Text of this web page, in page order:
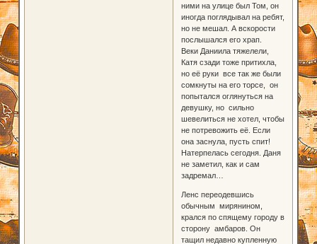
ними на улице был Том, он
иногда поглядывал на ребят,
но не мешал. А вскорости
послышался его храп.
Веки Даниила тяжелели,
Катя сзади тоже притихла,
но её руки все так же были
сомкнуты на его торсе, он
попытался оглянуться на
девушку, но сильно
шевелиться не хотел, чтобы
не потревожить её. Если
она заснула, пусть спит!
Натерпелась сегодня. Даня
не заметил, как и сам
задремал…
Ленс переодевшись
обычным мирянином,
крался по спящему городу в
сторону амбаров. Он
тащил недавно купленную